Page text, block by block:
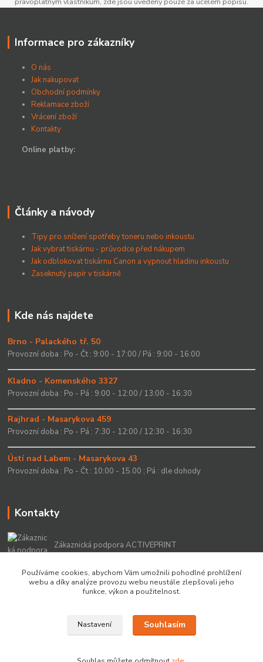
Informace pro zákazníky
O nás
Jak nakupovat
Obchodní podmínky
Reklamace zboží
Vrácení zboží
Kontakty
Online platby:
Články a návody
Tipy pro snížení spotřeby toneru nebo inkoustu
Jak vybrat tiskárnu - průvodce před nákupem
Jak odblokovat tiskárnu Canon a vypnout hladinu inkoustu
Zaseknutý papír v tiskárně
Kde nás najdete
Brno - Palackého tř. 50
Provozní doba : Po - Čt : 9:00 - 17:00 / Pá : 9:00 - 16:00
Kladno - Komenského 3327
Provozní doba : Po - Pá : 9:00 - 12:00 / 13:00 - 16:30
Rajhrad - Masarykova 459
Provozní doba : Po - Pá : 7:30 - 12:00 / 12:30 - 16:30
Ústí nad Labem - Masarykova 43
Provozní doba : Po - Čt : 10:00 - 15.00 ; Pá : dle dohody
Kontakty
Zákaznická podpora ACTIVEPRINT
+420 549 213 756
info@activeprint.cz
Copyright 2022 © ActivePrint s.r.o.
Používáme cookies, abychom Vám umožnili pohodlné prohlížení
webu a díky analýze provozu webu neustále zlepšovali jeho
funkce, výkon a použitelnost.
Nastavení Souhlasím